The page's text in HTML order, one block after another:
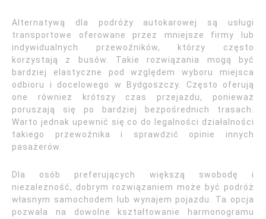
Alternatywą dla podróży autokarowej są usługi
transportowe oferowane przez mniejsze firmy lub
indywidualnych przewoźników, którzy często
korzystają z busów. Takie rozwiązania mogą być
bardziej elastyczne pod względem wyboru miejsca
odbioru i docelowego w Bydgoszczy. Często oferują
one również krótszy czas przejazdu, ponieważ
poruszają się po bardziej bezpośrednich trasach.
Warto jednak upewnić się co do legalności działalności
takiego przewoźnika i sprawdzić opinie innych
pasażerów.
Dla osób preferujących większą swobodę i
niezależność, dobrym rozwiązaniem może być podróż
własnym samochodem lub wynajem pojazdu. Ta opcja
pozwala na dowolne kształtowanie harmonogramu